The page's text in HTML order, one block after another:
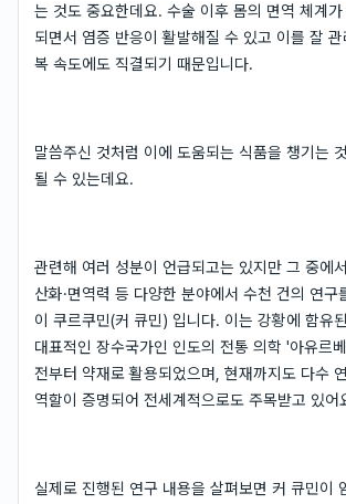
는 것도 중요한데요. 수술 이후 몸의 면역 체계
되면서 염증 반응이 활발해질 수 있고 이를 잘
복 속도에도 직결되기 때문입니다.
말씀주신 것처럼 이에 도움되는 식품을 챙기는
될 수 있는데요.
관련해 여러 성분이 언급되고는 있지만 그 중에
산화·면역력 등 다양한 분야에서 수천 건의 연구
이 쿠르쿠민(커 큐민) 입니다. 이는 강황에 함유
대표적인 장수국가인 인도의 전통 의학 '아유르
전부터 약재로 활용되었으며, 현재까지도 다수
역할이 증명되어 전세계적으로도 주목받고 있어
실제로 진행된 연구 내용을 살펴보면 커 큐민이